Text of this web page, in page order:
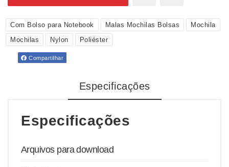
Com Bolso para Notebook Malas Mochilas Bolsas
Mochila
Mochilas
Nylon Poliéster
Compartilhar
Especificações
Especificações
Arquivos para download